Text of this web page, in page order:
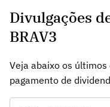
Divulgações
BRAV3
Veja abaixo os
pagamento de